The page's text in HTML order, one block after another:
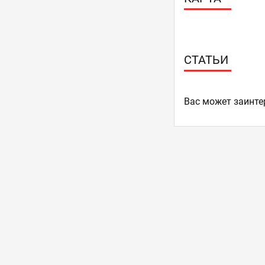
СТАТЬИ
Ваc может